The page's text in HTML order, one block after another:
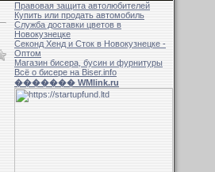
Правовая защита автолюбителей
Купить или продать автомобиль
Служба доставки цветов в
Новокузнецке
Секонд Хенд и Сток в Новокузнецке -
Оптом
Магазин бисера, бусин и фурнитуры
Всё о бисере на Biser.info
������� WMlink.ru